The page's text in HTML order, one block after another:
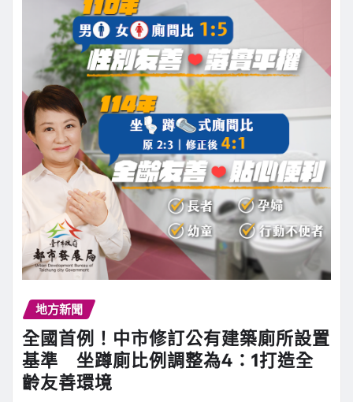
地方新聞
全國首例！中市修訂公有建築廁所設置
基準 坐蹲廁比例調整為4：1打造全
齡友善環境